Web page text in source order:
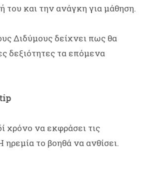
του και την ανάγκη για μάθηση.
Διδύμους δείχνει πως θα
δεξιότητες τα επόμενα
χρόνο να εκφράσει τις
ηρεμία το βοηθά να ανθίσει.